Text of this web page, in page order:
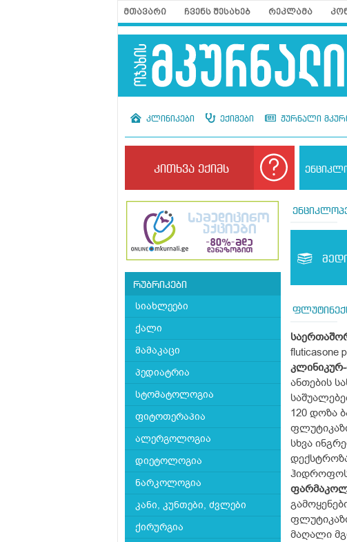
მთავარი ჩვენს შესახებ რეკლამა
კლინიკები ექიმები ჟურნალი
კითხვა ექიმს
რუბრიკები
სიახლეები
ქალი
მამაკაცი
პედიატრია
სტომატოლოგია
ფიტოთერაპია
ალერგოლოგია
დიეტოლოგია
ნარკოლოგია
კანი, კუნთები, ძვლები
ქირურგია
fluticasone
კლინიკურ-
ანთების
120 დოზა
სხვა
მაღალი